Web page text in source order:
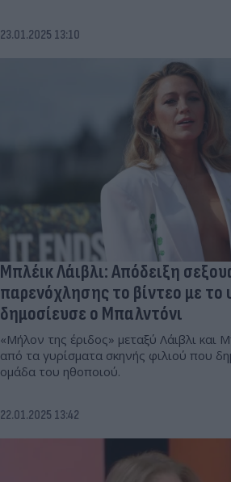
23.01.2025 13:10
Μπλέικ Λάιβλι: Απόδειξη
παρενόχλησης το βίντεο με το
δημοσίευσε ο Μπαλντόνι
«Μήλον της έριδος» μεταξύ Λάιβλι και
από τα γυρίσματα σκηνής φιλιού που
ομάδα του ηθοποιού.
22.01.2025 13:42